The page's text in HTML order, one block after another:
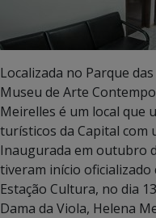
Localizada no Parque
Museu de Arte
Meirelles é um local que
turísticos da Capital
Inaugurada em outubro
tiveram início
Estação Cultura, no dia
Dama da Viola, Helena